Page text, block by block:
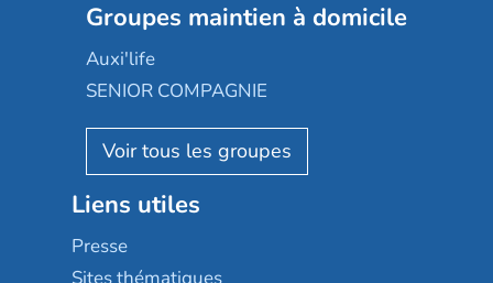
Les jardins d'Arcadie
Occitalia
Appartseniors
Reseda
Stella management
Les villages d'or
Sérénys
Résidences services Villa Médicis
Groupe SOS
Le Noble Âge
Almage
Résidalya
Groupe aplus
Groupes maintien à domicile
Auxi'life
SENIOR COMPAGNIE
AGE D'OR Services
Liens utiles
Presse